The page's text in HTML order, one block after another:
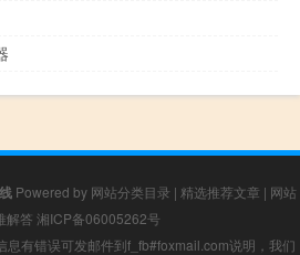
Powered by 网站分类目录 | 精选推荐文章 | 网站
解答 湘ICP备06005262号
息有错误可发邮件到f_fb#foxmail.com说明，我们